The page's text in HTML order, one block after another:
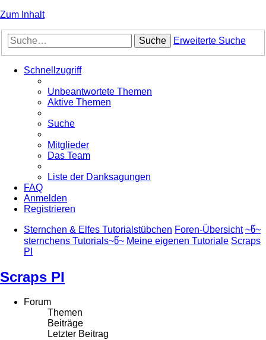
Zum Inhalt
Suche Erweiterte Suche
Schnellzugriff
Unbeantwortete Themen
Aktive Themen
Suche
Mitglieder
Das Team
Liste der Danksagungen
FAQ
Anmelden
Registrieren
Sternchen & Elfes Tutorialstübchen Foren-Übersicht ~წ~
sternchens Tutorials~წ~ Meine eigenen Tutoriale Scraps
PI
Scraps PI
Forum
Themen
Beiträge
Letzter Beitrag